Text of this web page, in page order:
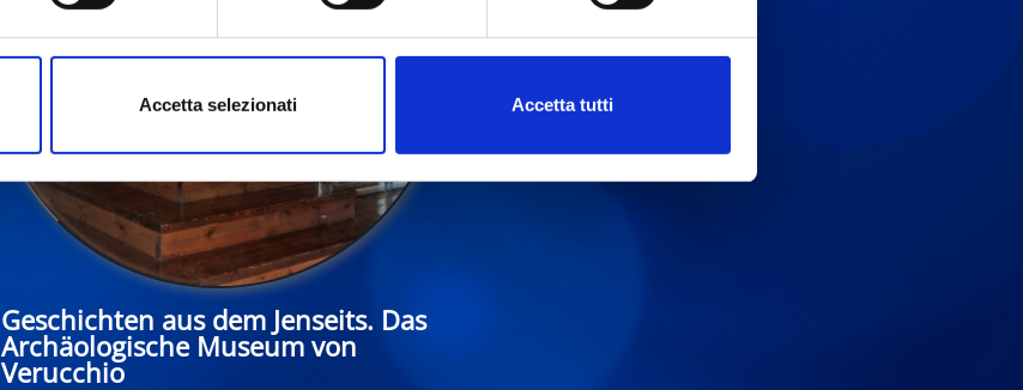
Accetta selezionati Accetta tutti
Geschichten aus dem Jenseits. Das
Archäologische Museum von
Verucchio